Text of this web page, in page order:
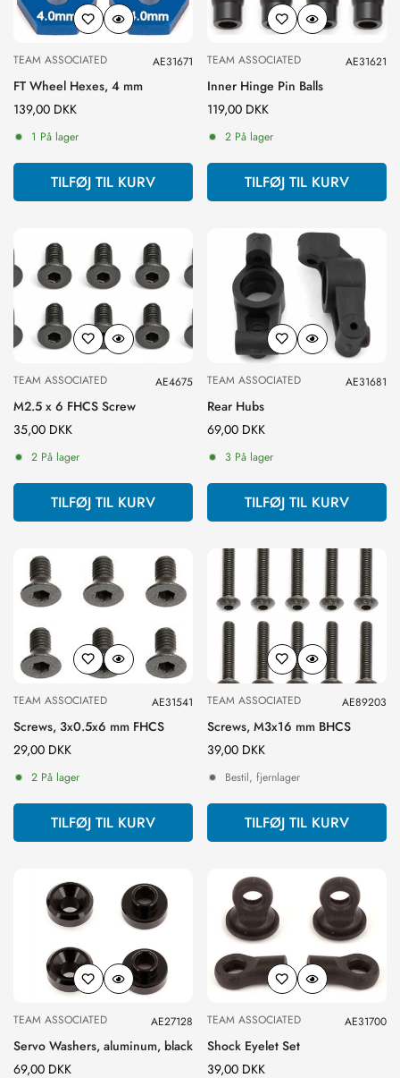
TEAM ASSOCIATED AE31671
FT Wheel Hexes, 4 mm
Normal
pris
139,00 DKK
1 På lager
TILFØJ TIL KURV
TEAM ASSOCIATED AE31621
Inner Hinge Pin Balls
Normal
pris
119,00 DKK
2 På lager
TILFØJ TIL KURV
TEAM ASSOCIATED AE4675
M2.5 x 6 FHCS Screw
Normal
35,00 DKK
2 På lager
TILFØJ TIL KURV
TEAM ASSOCIATED AE31681
Rear Hubs
Normal
69,00 DKK
3 På lager
TILFØJ TIL KURV
TEAM ASSOCIATED AE31541
Screws, 3x0.5x6 mm FHCS
Normal
29,00 DKK
2 På lager
TILFØJ TIL KURV
TEAM ASSOCIATED AE89203
Screws, M3x16 mm BHCS
Normal
39,00 DKK
Bestil, fjernlager
TILFØJ TIL KURV
TEAM ASSOCIATED AE27128
Servo Washers, aluminum, black
Normal
69,00 DKK
TEAM ASSOCIATED AE31700
Shock Eyelet Set
Normal
39,00 DKK